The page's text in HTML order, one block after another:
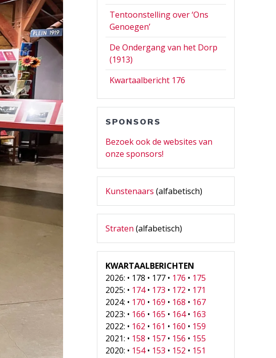
Tentoonstelling over ‘Ons
Genoegen’
De Ondergang van het Dorp
(1913)
Kwartaalbericht 176
SPONSORS
Bezoek ook de websites van
onze sponsors!
Kunstenaars (alfabetisch)
Straten (alfabetisch)
KWARTAALBERICHTEN
2026: • 178 • 177 • 176 • 175
2025: • 174• 173 • 172 • 171
2024: • 170 • 169 • 168 • 167
2023: • 166 • 165 • 164• 163
2022: • 162 • 161 • 160 • 159
2021: • 158 • 157 • 156 • 155
2020: • 154• 153 • 152 • 151